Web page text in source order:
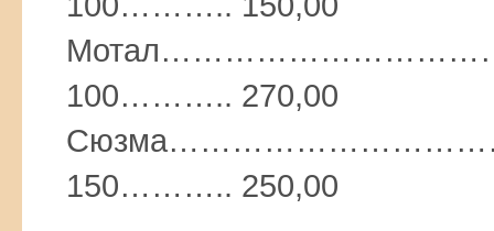
100……….. 270,00
150……….. 250,00